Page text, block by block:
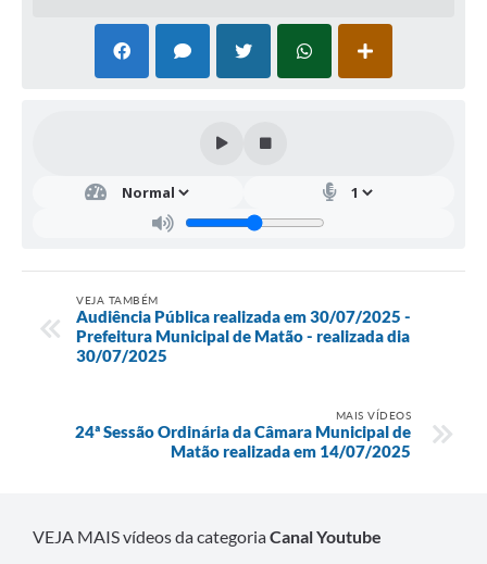
VEJA TAMBÉM
Audiência Pública realizada em 30/07/2025 -
Prefeitura Municipal de Matão - realizada dia
30/07/2025
MAIS VÍDEOS
24ª Sessão Ordinária da Câmara Municipal de
Matão realizada em 14/07/2025
VEJA MAIS vídeos da categoriaCanal Youtube